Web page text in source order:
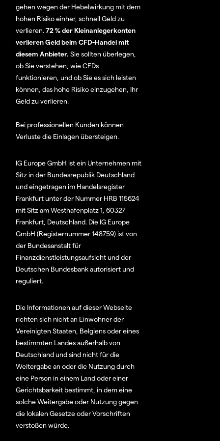
gehen wegen der Hebelwirkung mit dem
hohen Risiko einher, schnell Geld zu
verlieren.72 % der Kleinanlegerkonten
verlieren Geld beim CFD-Handel mit
diesem Anbieter. Sie sollten überlegen,
ob Sie verstehen, wie CFDs
funktionieren, und ob Sie es sich leisten
können, das hohe Risiko einzugehen, Ihr
Geld zu verlieren.
Bei professionellen Kunden können
Verluste die Einlagen übersteigen.
IG Europe GmbH ist ein Unternehmen mit
Sitz in der Bundesrepublik Deutschland
und eingetragen im Handelsregister
Frankfurt unter der Nummer HRB 115624
mit Sitz am Westhafenplatz 1, 60327
Frankfurt, Deutschland. Die IG Europe
GmbH (Registernummer 148759) ist von
der Bundesanstalt für
Finanzdienstleistungsaufsicht und der
Deutschen Bundesbank autorisiert und
reguliert.
Die Informationen auf dieser Webseite
richten sich nicht an Einwohner der
Vereinigten Staaten, Belgiens oder eines
bestimmten Landes außerhalb von
Deutschland und sind nicht für die
Weitergabe an oder die Nutzung durch
eine Person in einem Land oder einer
Gerichtsbarkeit bestimmt, in dem eine
solche Weitergabe oder Nutzung gegen
die lokalen Gesetze oder Vorschriften
verstoßen würde.